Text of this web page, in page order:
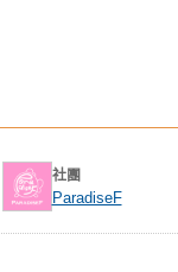
社團
ParadiseF